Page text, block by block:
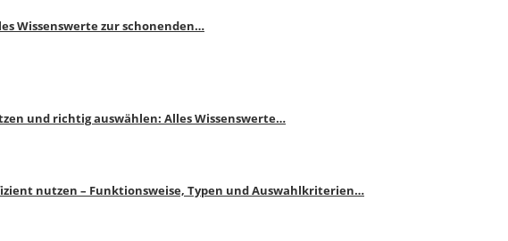
Wissenswerte zur schonenden…
und richtig auswählen: Alles Wissenswerte…
nutzen – Funktionsweise, Typen und Auswahlkriterien…